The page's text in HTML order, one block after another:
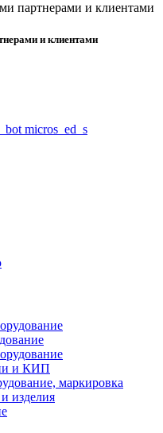
и клиентами
micros_ed_s
и КИП
маркировка
изделия